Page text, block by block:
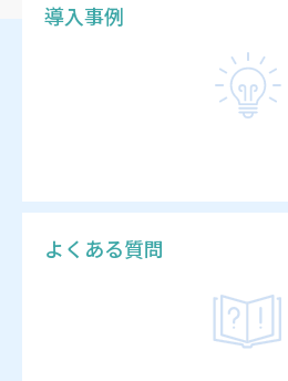
導入事例
よくある質問